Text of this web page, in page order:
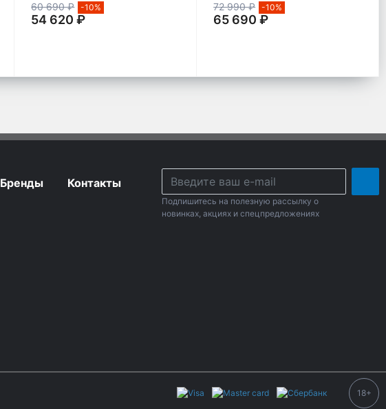
60 690 ₽ -10%
54 620 ₽
72 990 ₽ -10%
65 690 ₽
Бренды Контакты
Подпишитесь на полезную рассылку о
новинках, акциях и спецпредложениях
18+